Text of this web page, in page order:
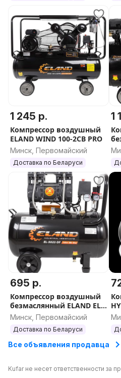
1 245 р.
Компрессор воздушный
ELAND WIND 100-2CB PRO
Минск, Первомайский
Доставка по Беларуси
1
695 р.
Компрессор воздушный
безмаслянный ELAND EL-
5023 OF
Минск, Первомайский
Доставка по Беларуси
Все объявления продавца
Kufar не несет ответственности за